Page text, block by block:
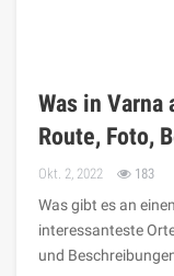
Was in Varna
Route, Foto,
Okt. 2, 2022 183
Was gibt es an
interessanteste
und